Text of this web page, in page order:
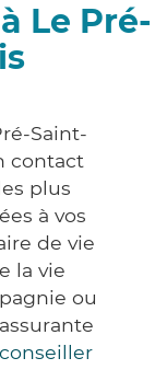
Le Pré-
Saint-
contact
plus
à vos
de vie
la vie
ou